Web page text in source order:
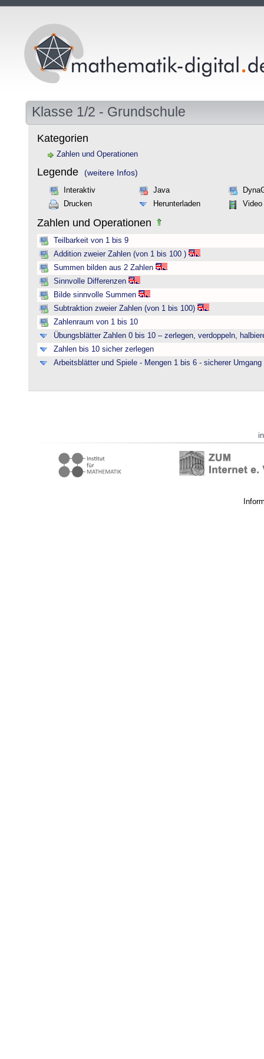
Klasse 1/2 - Grundschule
Kategorien
Zahlen und Operationen
Legende (weitere Infos)
Interaktiv Java
Drucken
Herunterladen Video
Zahlen und Operationen
Teilbarkeit von 1 bis 9
Addition zweier Zahlen (von 1 bis 100 )
Summen bilden aus 2 Zahlen
Sinnvolle Differenzen
Bilde sinnvolle Summen
Subtraktion zweier Zahlen (von 1 bis 100)
Zahlenraum von 1 bis 10
Übungsblätter Zahlen 0 bis 10 – zerlegen, verdoppeln,
Zahlen bis 10 sicher zerlegen
Arbeitsblätter und Spiele - Mengen 1 bis 6 - sicherer Umgang